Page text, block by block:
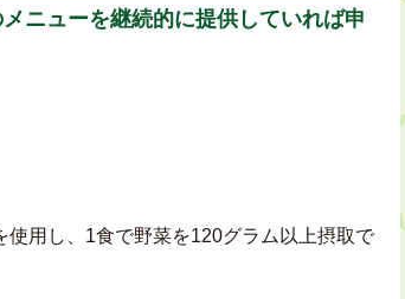
ニューを継続的に提供していれば申
用し、1食で野菜を120グラム以上摂取で